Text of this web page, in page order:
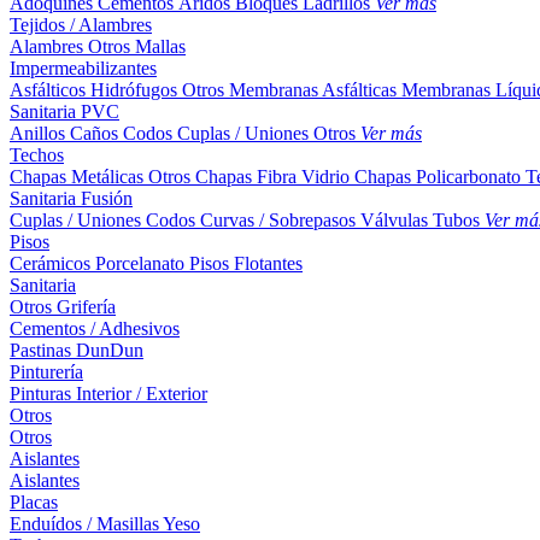
Tejidos / Alambres
Alambres Otros Mallas
Impermeabilizantes
Asfálticos Hidrófugos Otros Membranas Asfálticas Membranas
Sanitaria PVC
Anillos Caños Codos Cuplas / Uniones Otros Ver más
Techos
Chapas Metálicas Otros Chapas Fibra Vidrio Chapas Policarbonato
Sanitaria Fusión
Cuplas / Uniones Codos Curvas / Sobrepasos Válvulas Tubos Ver
Pisos
Cerámicos Porcelanato Pisos Flotantes
Sanitaria
Otros Grifería
Cementos / Adhesivos
Pastinas DunDun
Pinturería
Pinturas Interior / Exterior
Otros
Otros
Aislantes
Aislantes
Placas
Enduídos / MasillasYeso